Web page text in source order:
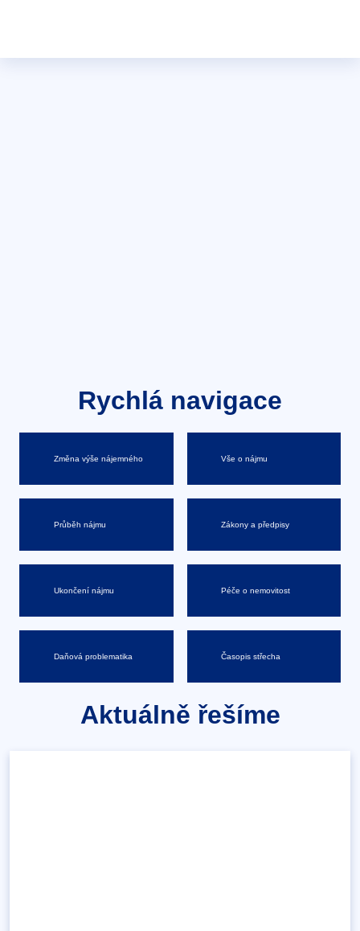
Rychlá navigace
Změna výše nájemného Vše o nájmu
Průběh nájmu Zákony a předpisy
Ukončení nájmu Péče o nemovitost
Daňová problematika Časopis střecha
Aktuálně řešíme